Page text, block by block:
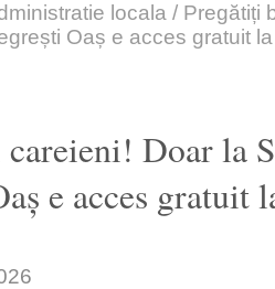
locala / Pregătiți
Oaș e acces gratuit
Doar la
e acces